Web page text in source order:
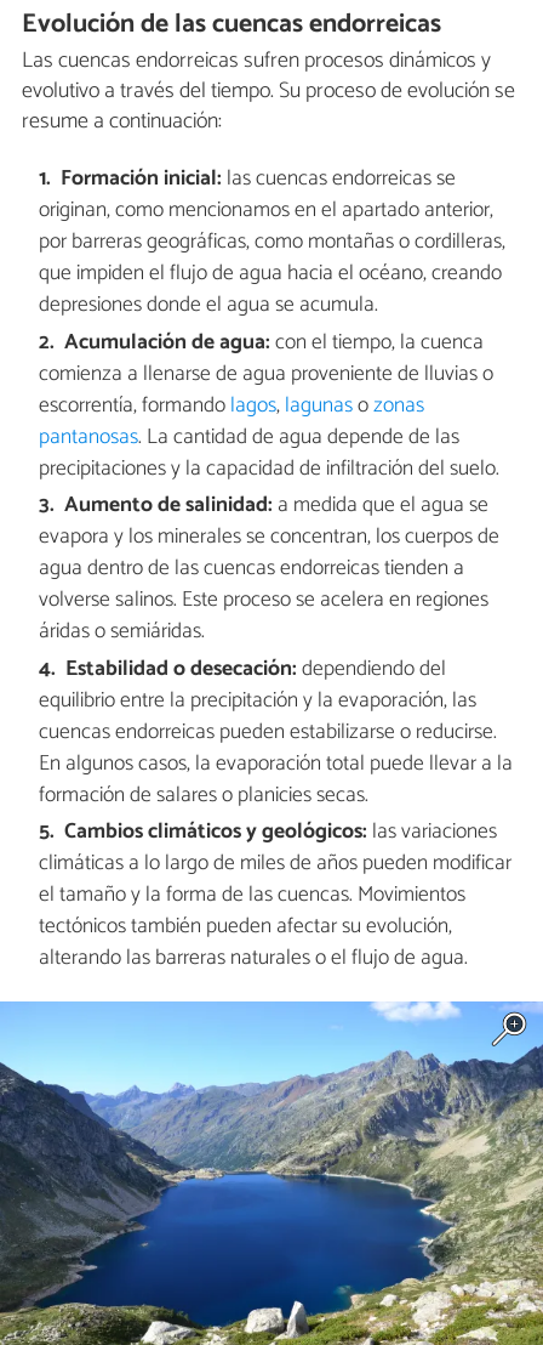
Evolución de las cuencas endorreicas
Las cuencas endorreicas sufren procesos dinámicos y
evolutivo a través del tiempo. Su proceso de evolución se
resume a continuación:
Formación inicial: las cuencas endorreicas se
originan, como mencionamos en el apartado anterior,
por barreras geográficas, como montañas o cordilleras,
que impiden el flujo de agua hacia el océano, creando
depresiones donde el agua se acumula.
Acumulación de agua:con el tiempo, la cuenca
comienza a llenarse de agua proveniente de lluvias o
escorrentía, formandolagos,lagunasozonas
pantanosas. La cantidad de agua depende de las
precipitaciones y la capacidad de infiltración del suelo.
Aumento de salinidad: a medida que el agua se
evapora y los minerales se concentran, los cuerpos de
agua dentro de las cuencas endorreicas tienden a
volverse salinos. Este proceso se acelera en regiones
áridas o semiáridas.
Estabilidad o desecación:dependiendo del
equilibrio entre la precipitación y la evaporación, las
cuencas endorreicas pueden estabilizarse o reducirse.
En algunos casos, la evaporación total puede llevar a la
formación de salares o planicies secas.
Cambios climáticos y geológicos: las variaciones
climáticas a lo largo de miles de años pueden modificar
el tamaño y la forma de las cuencas. Movimientos
tectónicos también pueden afectar su evolución,
alterando las barreras naturales o el flujo de agua.